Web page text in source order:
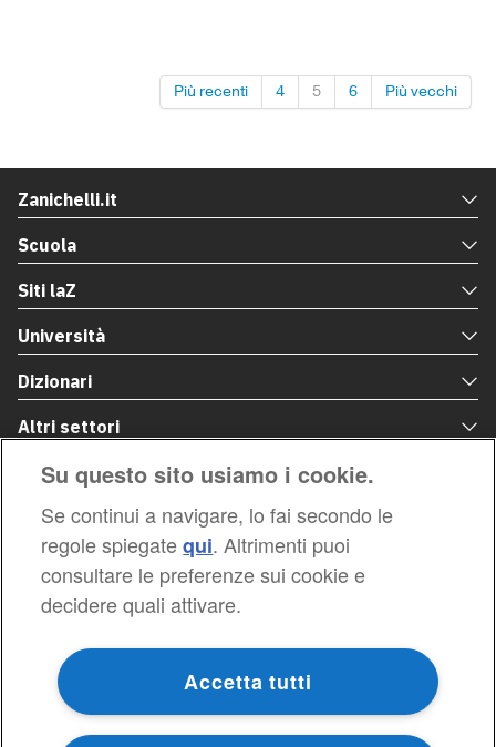
Più recenti 4 5 6 Più vecchi
Su questo sito usiamo i cookie.
Se continui a navigare, lo fai secondo le
regole spiegate qui. Altrimenti puoi
consultare le preferenze sui cookie e
decidere quali attivare.
Accetta tutti